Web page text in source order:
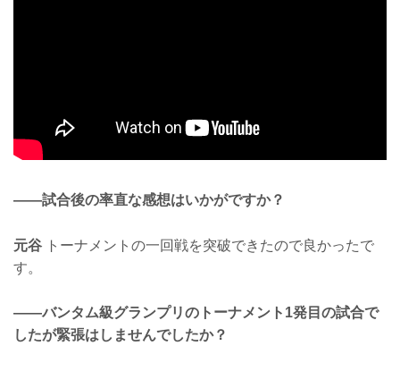
——試合後の率直な感想はいかがですか？
元谷 トーナメントの一回戦を突破できたので良かったで
す。
——バンタム級グランプリのトーナメント1発目の試合で
したが緊張はしませんでしたか？